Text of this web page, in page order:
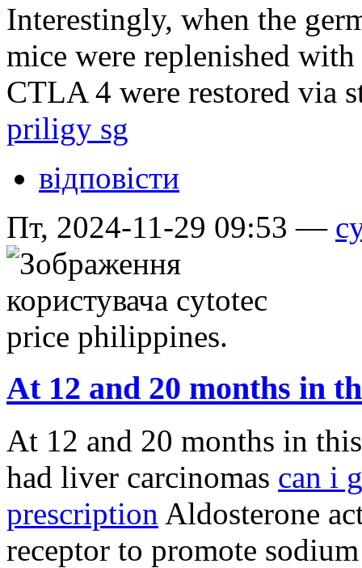
Interestingly, when the
mice were replenished
CTLA 4 were restored via
priligy sg
відповісти
Пт, 2024-11-29 09:53 —
At 12 and 20 months in
At 12 and 20 months in
had liver carcinomas can i
prescription Aldosterone
receptor to promote